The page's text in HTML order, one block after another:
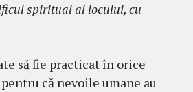
spiritual al locului, cu
să fie practicat în orice
că nevoile umane au